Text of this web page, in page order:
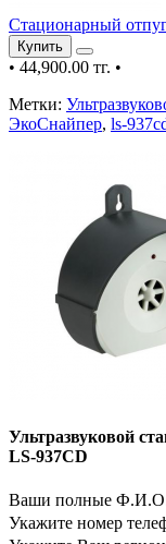
Стационарный
Купить
• 44,900.00 тг. •
Метки:
ЭкоСнайпер, ls-
Ультразвуковой
LS-937CD
Ваши полные
Укажите номер